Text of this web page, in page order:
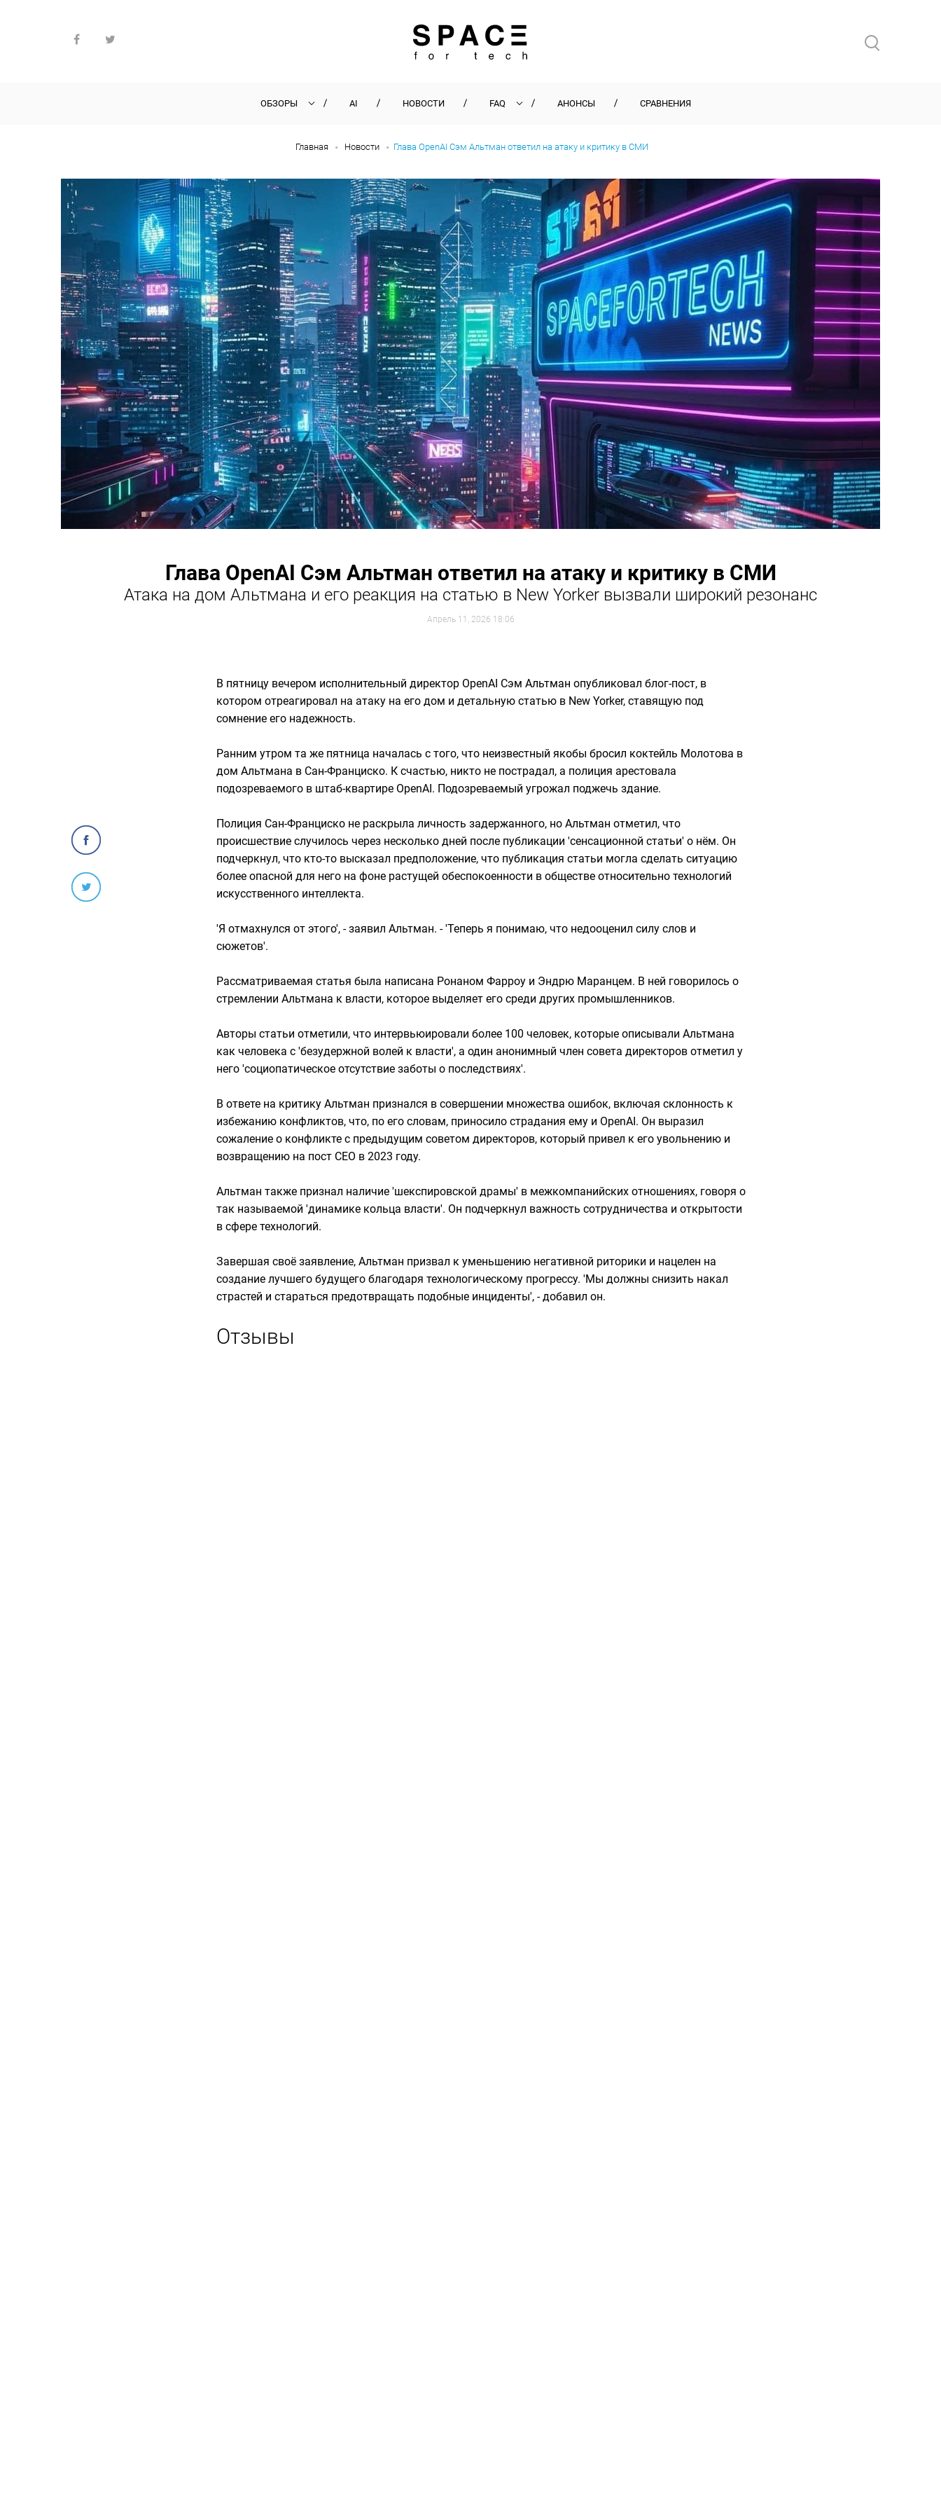
ОБЗОРЫ AI НОВОСТИ FAQ АНОНСЫ СРАВНЕНИЯ
Главная Новости Глава OpenAI Сэм Альтман ответил на атаку и критику в СМИ
Глава OpenAI Сэм Альтман ответил на атаку и критику в СМИ
Атака на дом Альтмана и его реакция на статью в New Yorker вызвали широкий резонанс
Апрель 11, 2026 18:06
В пятницу вечером исполнительный директор OpenAI Сэм Альтман опубликовал блог-пост, в
котором отреагировал на атаку на его дом и детальную статью в New Yorker, ставящую под
сомнение его надежность.
Ранним утром та же пятница началась с того, что неизвестный якобы бросил коктейль Молотова в
дом Альтмана в Сан-Франциско. К счастью, никто не пострадал, а полиция арестовала
подозреваемого в штаб-квартире OpenAI. Подозреваемый угрожал поджечь здание.
Полиция Сан-Франциско не раскрыла личность задержанного, но Альтман отметил, что
происшествие случилось через несколько дней после публикации 'сенсационной статьи' о нём. Он
подчеркнул, что кто-то высказал предположение, что публикация статьи могла сделать ситуацию
более опасной для него на фоне растущей обеспокоенности в обществе относительно технологий
искусственного интеллекта.
'Я отмахнулся от этого', - заявил Альтман. - 'Теперь я понимаю, что недооценил силу слов и
сюжетов'.
Рассматриваемая статья была написана Ронаном Фарроу и Эндрю Маранцем. В ней говорилось о
стремлении Альтмана к власти, которое выделяет его среди других промышленников.
Авторы статьи отметили, что интервьюировали более 100 человек, которые описывали Альтмана
как человека с 'безудержной волей к власти', а один анонимный член совета директоров отметил у
него 'социопатическое отсутствие заботы о последствиях'.
В ответе на критику Альтман признался в совершении множества ошибок, включая склонность к
избежанию конфликтов, что, по его словам, приносило страдания ему и OpenAI. Он выразил
сожаление о конфликте с предыдущим советом директоров, который привел к его увольнению и
возвращению на пост CEO в 2023 году.
Альтман также признал наличие 'шекспировской драмы' в межкомпанийских отношениях, говоря о
так называемой 'динамике кольца власти'. Он подчеркнул важность сотрудничества и открытости
в сфере технологий.
Завершая своё заявление, Альтман призвал к уменьшению негативной риторики и нацелен на
создание лучшего будущего благодаря технологическому прогрессу. 'Мы должны снизить накал
страстей и стараться предотвращать подобные инциденты', - добавил он.
Отзывы